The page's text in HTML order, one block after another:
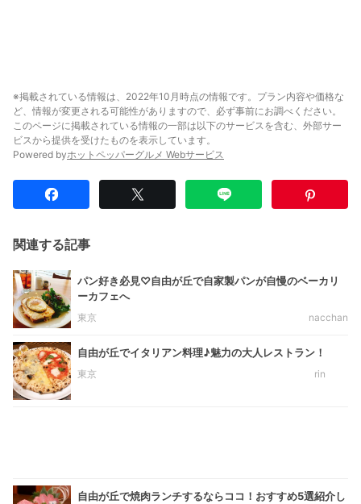
※掲載されている情報は、2022年10月時点の情報です。プラン内容や価格な
ど、情報が変更される可能性がありますので、必ず事前にお調べください。
このページに掲載されている情報の一部は以下のサービスを含む、外部サー
ビスから提供を受けたものを表示しています。
Powered byホットペッパーグルメ Webサービス
関連する記事
パン好き必見♡自由が丘で自家製パンが自慢のベーカリ
ーカフェへ
東京 nacchan
自由が丘でイタリアン料理♪魅力の大人レストラン！
東京 rin
自由が丘で焼肉ランチするならココ！おすすめ5選紹介し